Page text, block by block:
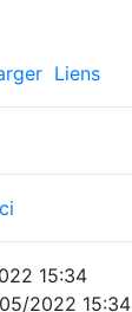
Liens
15:34
2022 15:34